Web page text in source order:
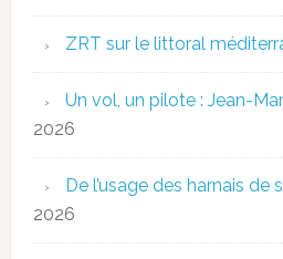
ZRT sur le littoral
Un vol, un pilote : Jean-
2026
De l’usage des harnais de
2026